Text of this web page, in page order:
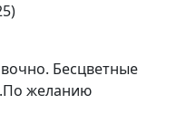
Бесцветные
желанию